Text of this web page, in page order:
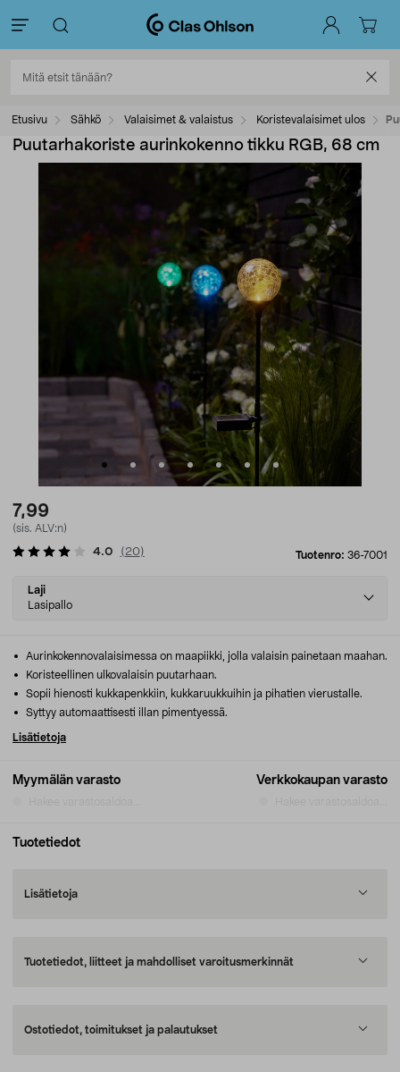
Etusivu Sähkö Valaisimet & valaistus Koristevalaisimet ulos
Puutarhakoriste aurinkokenno tikku RGB, 68 cm
7,99
(sis. ALV:n)
Tuotenro: 36-7001
4.0 ( 20)
Select
variant
Laji
Lasipallo
Myymälän varasto Verkkokaupan varasto
Aurinkokennovalaisimessa on maapiikki, jolla valaisin painetaan maahan.
Koristeellinen ulkovalaisin puutarhaan.
Sopii hienosti kukkapenkkiin, kukkaruukkuihin ja pihatien vierustalle.
Syttyy automaattisesti illan pimentyessä.
Lisätietoja
Tuotetiedot
Lisätietoja
Tuotetiedot, liitteet ja mahdolliset varoitusmerkinnät
Ostotiedot, toimitukset ja palautukset